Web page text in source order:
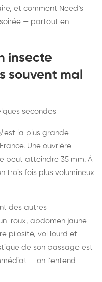
et comment Need's
— partout en
insecte
souvent mal
secondes
est la plus grande
Une ouvrière
peut atteindre 35 mm. À
trois fois plus volumineux
des autres
roux, abdomen jaune
pilosité, vol lourd et
de son passage est
— on l'entend